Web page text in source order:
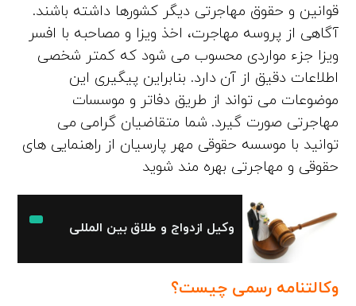
قوانین و حقوق مهاجرتی دیگر کشورها داشته باشند.
آگاهی از پروسه مهاجرت، اخذ ویزا و مصاحبه با افسر
ویزا جزء مواردی محسوب می شود که کمتر شخصی
اطلاعات دقیق از آن دارد. بنابراین پیگیری این
موضوعات می تواند از طریق دفاتر و موسسات
مهاجرتی صورت گیرد. شما متقاضیان گرامی می
توانید با موسسه حقوقی مهر پارسیان از راهنمایی های
حقوقی و مهاجرتی بهره مند شوید
وکیل ازدواج و طلاق بین المللی
وکالتنامه رسمی چیست؟